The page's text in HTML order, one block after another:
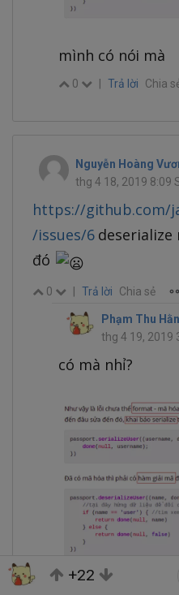
mình có nói mà
0 Trả lời Chia
Nguyễn Hoàng
thg 4 18, 2019 8:09
https://github.com/
/issues/6deserialize
đó
0 Trả lời Chia sẻ
Phạm Thu
thg 4 19, 2019
có mà nhỉ?
+22